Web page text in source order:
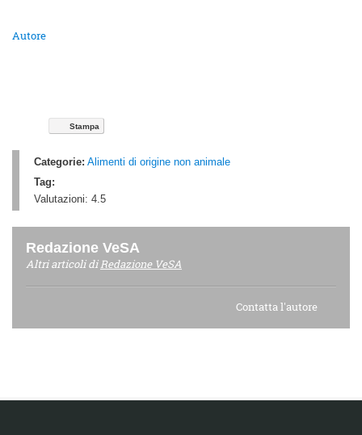
Autore
Stampa
Categorie: Alimenti di origine non animale
Tag:
Valutazioni: 4.5
Redazione VeSA
Altri articoli diRedazione VeSA
Contatta l'autore